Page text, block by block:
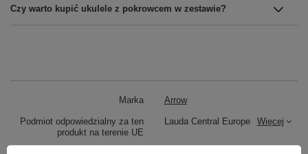
Czy warto kupić ukulele z pokrowcem w zestawie?
Marka Arrow
Podmiot odpowiedzialny za ten
produkt na terenie UE
Lauda Central Europe Więcej